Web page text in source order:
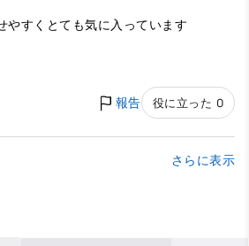
やすくとても気に入っています
報告 役に立った 0
さらに表示